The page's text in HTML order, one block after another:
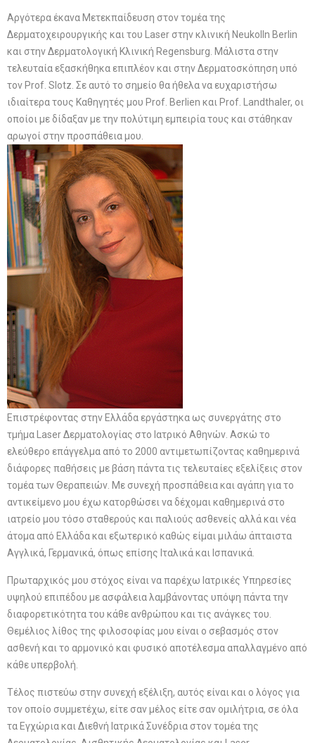
Αργότερα έκανα Μετεκπαίδευση στον τομέα της
Δερματοχειρουργικής και του Laser στην κλινική Neukolln Berlin
και στην Δερματολογική Κλινική Regensburg. Μάλιστα στην
τελευταία εξασκήθηκα επιπλέον και στην Δερματοσκόπηση υπό
τον Prof. Slotz. Σε αυτό το σημείο θα ήθελα να ευχαριστήσω
ιδιαίτερα τους Καθηγητές μου Prof. Berlien και Prof. Landthaler, οι
οποίοι με δίδαξαν με την πολύτιμη εμπειρία τους και στάθηκαν
αρωγοί στην προσπάθεια μου.
Επιστρέφοντας στην Ελλάδα εργάστηκα ως συνεργάτης στο
τμήμα Laser Δερματολογίας στο Ιατρικό Αθηνών. Ασκώ το
ελεύθερο επάγγελμα από το 2000 αντιμετωπίζοντας καθημερινά
διάφορες παθήσεις με βάση πάντα τις τελευταίες εξελίξεις στον
τομέα των Θεραπειών. Με συνεχή προσπάθεια και αγάπη για το
αντικείμενο μου έχω κατορθώσει να δέχομαι καθημερινά στο
ιατρείο μου τόσο σταθερούς και παλιούς ασθενείς αλλά και νέα
άτομα από Ελλάδα και εξωτερικό καθώς είμαι μιλάω άπταιστα
Αγγλικά, Γερμανικά, όπως επίσης Ιταλικά και Ισπανικά.
Πρωταρχικός μου στόχος είναι να παρέχω Ιατρικές Υπηρεσίες
υψηλού επιπέδου με ασφάλεια λαμβάνοντας υπόψη πάντα την
διαφορετικότητα του κάθε ανθρώπου και τις ανάγκες του.
Θεμέλιος λίθος της φιλοσοφίας μου είναι ο σεβασμός στον
ασθενή και το αρμονικό και φυσικό αποτέλεσμα απαλλαγμένο από
κάθε υπερβολή.
Τέλος πιστεύω στην συνεχή εξέλιξη, αυτός είναι και ο λόγος για
τον οποίο συμμετέχω, είτε σαν μέλος είτε σαν ομιλήτρια, σε όλα
τα Εγχώρια και Διεθνή Ιατρικά Συνέδρια στον τομέα της